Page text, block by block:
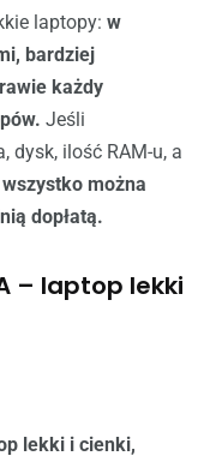
laptopy: w
bardziej
każdy
Jeśli
dysk, ilość RAM-u, a
wszystko można
dopłatą.
– laptop lekki
lekki i cienki,